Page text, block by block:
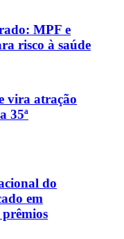
MPF e
risco à saúde
vira atração
35ª
do
em
prêmios